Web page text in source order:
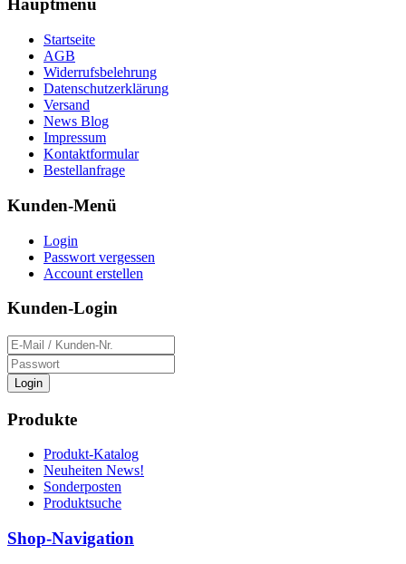
Hauptmenü
Startseite
AGB
Widerrufsbelehrung
Datenschutzerklärung
Versand
News Blog
Impressum
Kontaktformular
Bestellanfrage
Kunden-Menü
Login
Passwort vergessen
Account erstellen
Kunden-Login
Login
Produkte
Produkt-Katalog
Neuheiten News!
Sonderposten
Produktsuche
Shop-Navigation